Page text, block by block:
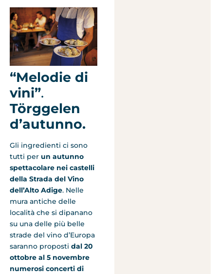
“Melodie di
vini”.
Törggelen
d’autunno.
Gli ingredienti ci sono
tutti per un autunno
spettacolare nei castelli
della Strada del Vino
dell’Alto Adige. Nelle
mura antiche delle
località che si dipanano
su una delle più belle
strade del vino d’Europa
saranno proposti dal 20
ottobre al 5 novembre
numerosi concerti di